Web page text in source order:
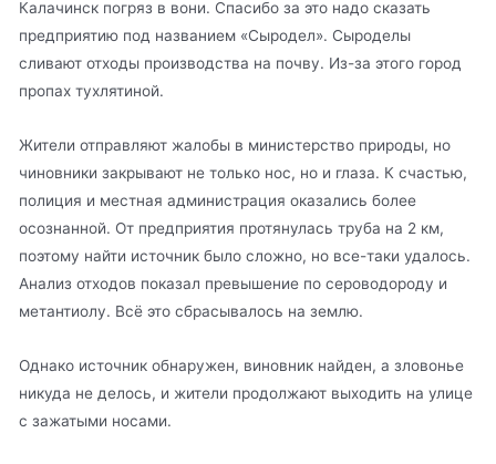
Калачинск погряз в вони. Спасибо за это надо сказать
предприятию под названием «Сыродел». Сыроделы
сливают отходы производства на почву. Из-за этого город
пропах тухлятиной.
Жители отправляют жалобы в министерство природы, но
чиновники закрывают не только нос, но и глаза. К счастью,
полиция и местная администрация оказались более
осознанной. От предприятия протянулась труба на 2 км,
поэтому найти источник было сложно, но все-таки удалось.
Анализ отходов показал превышение по сероводороду и
метантиолу. Всё это сбрасывалось на землю.
Однако источник обнаружен, виновник найден, а зловонье
никуда не делось, и жители продолжают выходить на улице
с зажатыми носами.